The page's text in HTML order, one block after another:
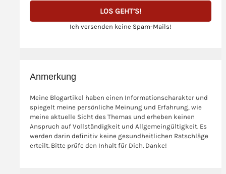
Ich versenden keine Spam-Mails!
Anmerkung
Meine Blogartikel haben einen Informationscharakter und
spiegelt meine persönliche Meinung und Erfahrung, wie
meine aktuelle Sicht des Themas und erheben keinen
Anspruch auf Vollständigkeit und Allgemeingültigkeit. Es
werden darin definitiv keine gesundheitlichen Ratschläge
erteilt. Bitte prüfe den Inhalt für Dich. Danke!